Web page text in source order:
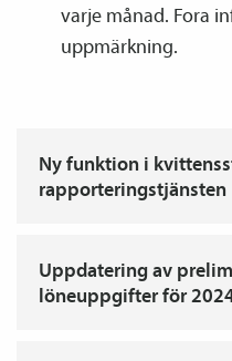
varje månad. Fora
upp­märkning.
Ny funktion i
rapporteringstjänsten
Uppdatering av
löneuppgifter för